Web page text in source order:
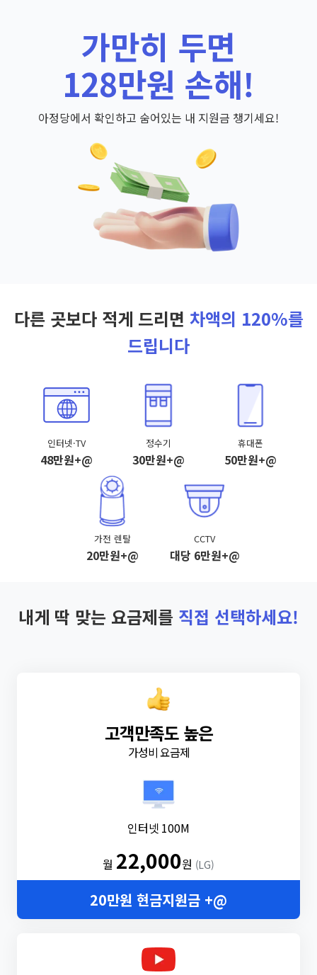
가만히 두면
128만원 손해!
아정당에서 확인하고 숨어있는 내 지원금 챙기세요!
다른 곳보다 적게 드리면 차액의 120%를
드립니다
인터넷·TV
48만원+@
정수기
30만원+@
휴대폰
50만원+@
가전 렌탈
20만원+@
CCTV
대당 6만원+@
내게 딱 맞는 요금제를 직접 선택하세요!
고객만족도 높은
가성비 요금제
인터넷 100M
월 22,000원 (LG)
20만원 현금지원금 +@